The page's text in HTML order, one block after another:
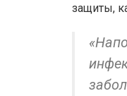
защиты,